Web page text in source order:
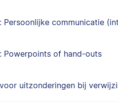
Persoonlijke communicatie
Powerpoints of hand-outs
uitzonderingen bij